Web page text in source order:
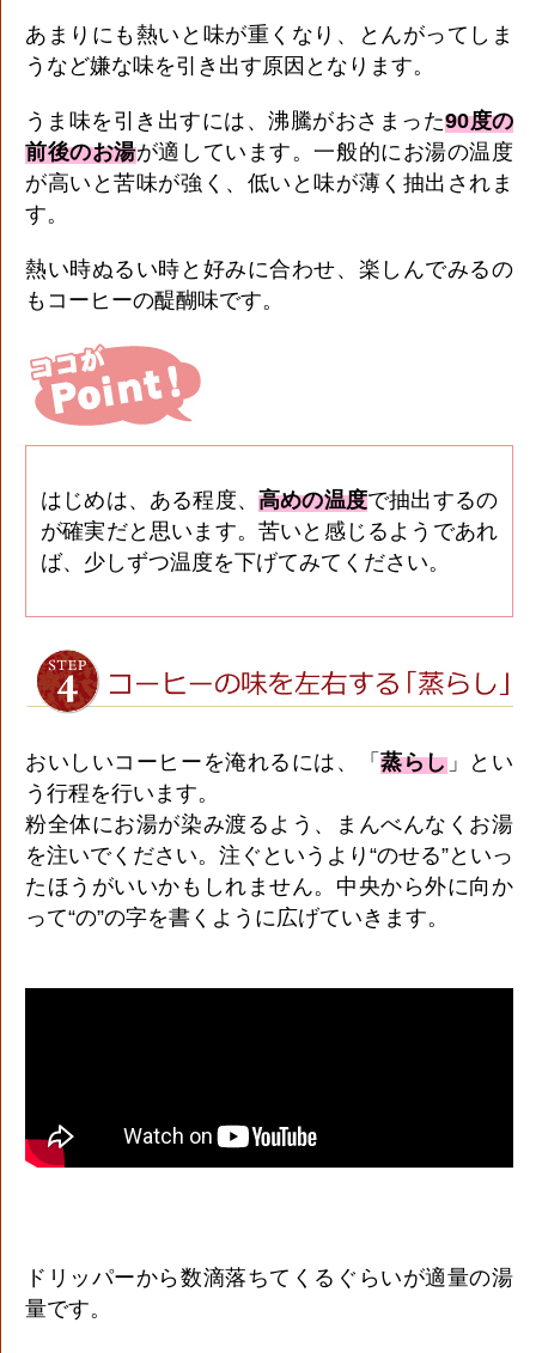
あまりにも熱いと味が重くなり、とんがってしま
うなど嫌な味を引き出す原因となります。
うま味を引き出すには、沸騰がおさまった90度の
前後のお湯が適しています。一般的にお湯の温度
が高いと苦味が強く、低いと味が薄く抽出されま
す。
熱い時ぬるい時と好みに合わせ、楽しんでみるの
もコーヒーの醍醐味です。
はじめは、ある程度、 高めの温度で抽出するの
が確実だと思います。苦いと感じるようであれ
ば、少しずつ温度を下げてみてください。
おいしいコーヒーを淹れるには、「蒸らし」とい
う行程を行います。
粉全体にお湯が染み渡るよう、まんべんなくお湯
を注いでください。注ぐというより“のせる”といっ
たほうがいいかもしれません。中央から外に向か
って“の”の字を書くように広げていきます。
ドリッパーから数滴落ちてくるぐらいが適量の湯
量です。